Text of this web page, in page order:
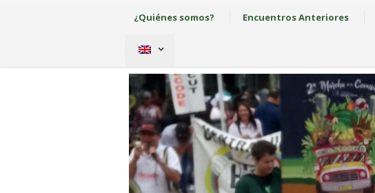
¿Quiénes somos? Encuentros Anteriores